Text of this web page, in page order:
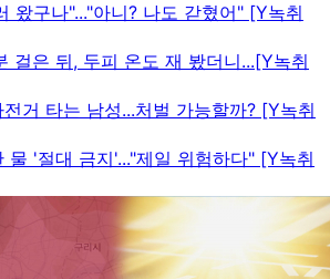
왔구나"..."아니? 나도 갇혔어" [Y녹취
걸은 뒤, 두피 온도 재 봤더니...[Y녹취
거 타는 남성...처벌 가능할까? [Y녹취
물 '절대 금지'..."제일 위험하다" [Y녹취